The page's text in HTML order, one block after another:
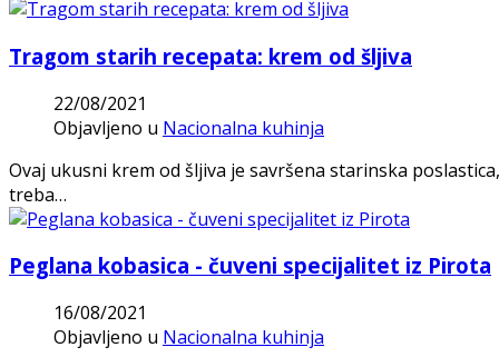
Tragom starih recepata: krem od šljiva
22/08/2021
Objavljeno u Nacionalna kuhinja
Ovaj ukusni krem od šljiva je savršena starinska
treba…
Peglana kobasica - čuveni specijalitet iz Pirota
16/08/2021
Objavljeno u Nacionalna kuhinja